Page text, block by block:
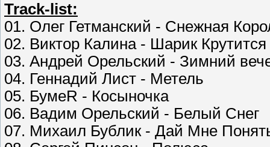
Track-list:
01. Олег Гетманский - Снежная
02. Виктор Калина - Шарик Крутится
03. Андрей Орельский - Зимний
04. Геннадий Лист - Метель
05. БумеR - Косыночка
06. Вадим Орельский - Белый Снег
07. Михаил Бублик - Дай Мне